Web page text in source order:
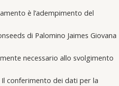
è l’adempimento del
di Palomino Jaimes Giovana
necessario allo svolgimento
conferimento dei dati per la